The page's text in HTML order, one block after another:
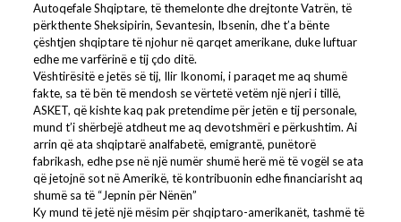
Autoqefale Shqiptare, të themelonte dhe drejtonte Vatrën, të
përkthente Sheksipirin, Sevantesin, Ibsenin, dhe t’a bënte
çështjen shqiptare të njohur në qarqet amerikane, duke luftuar
edhe me varfërinë e tij çdo ditë.
Vështirësitë e jetës së tij, Ilir Ikonomi, i paraqet me aq shumë
fakte, sa të bën të mendosh se vërtetë vetëm një njeri i tillë,
ASKET, që kishte kaq pak pretendime për jetën e tij personale,
mund t’i shërbejë atdheut me aq devotshmëri e përkushtim. Ai
arrin që ata shqiptarë analfabetë, emigrantë, punëtorë
fabrikash, edhe pse në një numër shumë herë më të vogël se ata
që jetojnë sot në Amerikë, të kontribuonin edhe financiarisht aq
shumë sa të “Jepnin për Nënën”
Ky mund të jetë një mësim për shqiptaro-amerikanët, tashmë të